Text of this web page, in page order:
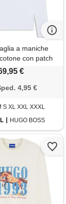
a maniche
con patch
bianco
€
4,95 €
S XL XXL XXXL
HUGO BOSS